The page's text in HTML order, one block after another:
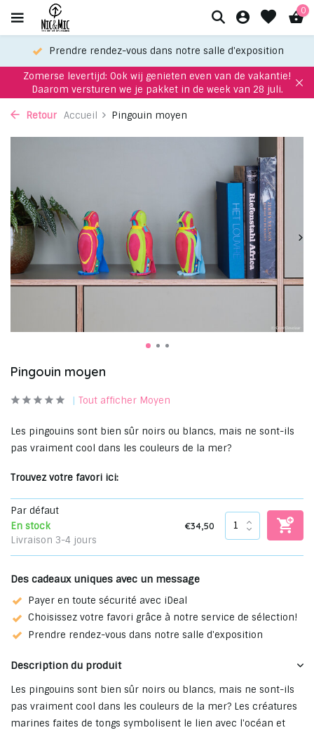
0
Prendre rendez-vous dans notre salle d'exposition
Zomerse levertijd: Ook wij genieten even van de vakantie!
Daarom versturen we je pakket in de week van 28 juli.
Retour Accueil Pingouin moyen
Pingouin moyen
Tout afficher Moyen
Les pingouins sont bien sûr noirs ou blancs, mais ne sont-ils
pas vraiment cool dans les couleurs de la mer?
Trouvez votre favori ici:
Par défaut
En stock
Livraison 3-4 jours
€34,50
Des cadeaux uniques avec un message
Payer en toute sécurité avec iDeal
Choisissez votre favori grâce à notre service de sélection!
Prendre rendez-vous dans notre salle d'exposition
Description du produit
Les pingouins sont bien sûr noirs ou blancs, mais ne sont-ils
pas vraiment cool dans les couleurs de la mer? Les créatures
marines faites de tongs symbolisent le lien avec l'océan et